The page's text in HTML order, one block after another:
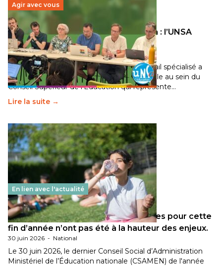
Agir avec vous
Transition écologique de l’éducation : l’UNSA
Éducation fait bouger les lignes
30 juin 2026-National
Pendant plusieurs mois, un groupe de travail spécialisé a
travaillé sur la transition écologique de l’Ecole au sein du
Conseil Supérieur de l’Éducation qui représente…
Lire la suite →
En lien avec l'actualité
Les décisions ministérielles attendues pour cette
fin d’année n’ont pas été à la hauteur des enjeux.
30 juin 2026 - National
Le 30 juin 2026, le dernier Conseil Social d’Administration
Ministériel de l’Éducation nationale (CSAMEN) de l'année